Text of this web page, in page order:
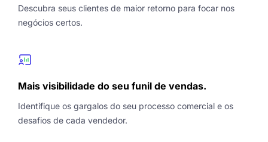
Descubra seus clientes de maior retorno para focar nos
negócios certos.
Mais visibilidade do seu funil de vendas.
Identifique os gargalos do seu processo comercial e os
desafios de cada vendedor.